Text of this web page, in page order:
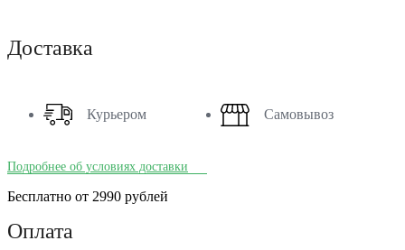
Доставка
Курьером Самовывоз
Подробнее об условиях доставки
Бесплатно от 2990 рублей
Оплата